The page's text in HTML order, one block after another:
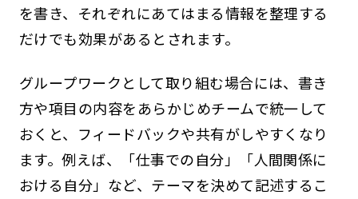
を書き、それぞれにあてはまる情報を整理する
だけでも効果があるとされます。
グループワークとして取り組む場合には、書き
方や項目の内容をあらかじめチームで統一して
おくと、フィードバックや共有がしやすくなり
ます。例えば、「仕事での自分」「人間関係に
おける自分」など、テーマを決めて記述するこ